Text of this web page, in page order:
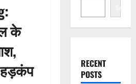
के
Search
RECENT
POSTS